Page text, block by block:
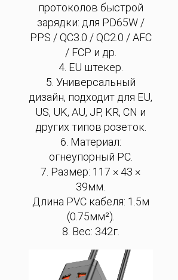
протоколов быстрой
зарядки: для PD65W /
PPS / QC3.0 / QC2.0 / AFC
/ FCP и др.
4. EU штекер.
5. Универсальный
дизайн, подходит для EU,
US, UK, AU, JP, KR, CN и
других типов розеток.
6. Материал:
огнеупорный PC.
7. Размер: 117 × 43 ×
39мм.
Длина PVC кабеля: 1.5м
(0.75мм²).
8. Вес: 342г.